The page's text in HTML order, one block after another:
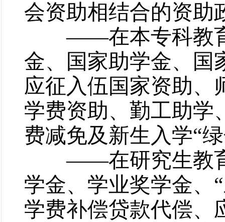
会资助相结合的资助
——在本专科教育
金、国家助学金、国
应征入伍国家资助、
学费资助、勤工助学
费减免及新生入学“
——在研究生教育
学金、学业奖学金、
学费补偿贷款代偿、